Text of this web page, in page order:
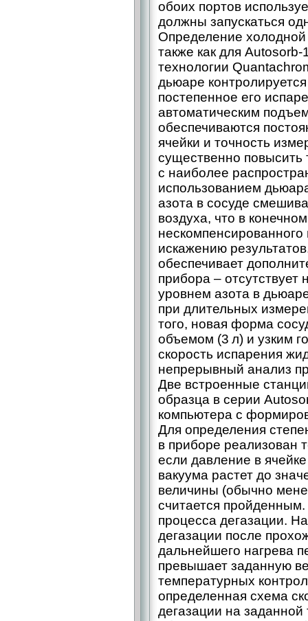
обоих портов
должны запускаться
Определение
также как для
технологии
дьюаре
постепенное его
автоматическим
обеспечиваются
ячейки и точность
существенно повысить
с наиболее
использованием
азота в сосуде
воздуха, что в
искажению
обеспечивает
прибора – отсутствует
уровнем азота в
при длительных
того, новая форма
объемом (3 л) и узким
скорость испарения
непрерывный анализ
Две встроенные
образца в серии
компьютера с
Для определения
в приборе реализован
если давление в
вакуума растет до
величины (обычно
считается
процесса дегазации.
дегазации после
дальнейшего нагрева
превышает заданную
температурных
определенная схема
дегазации на заданной